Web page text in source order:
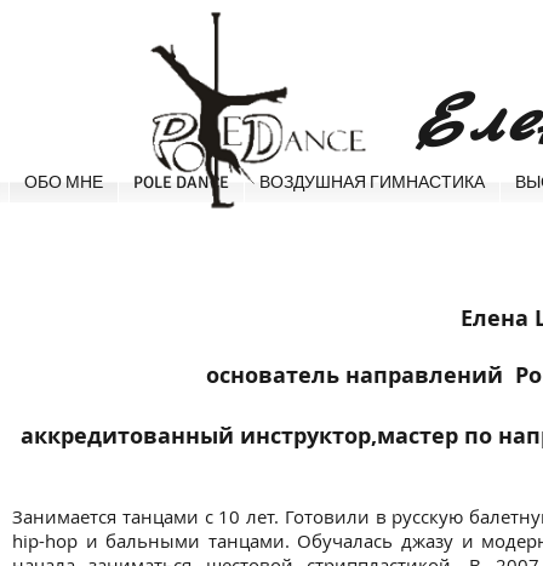
ОБО МНЕ POLE DANCE ВОЗДУШНАЯ ГИМНАСТИКА
основатель направлений
аккредитованный инструктор,мастер по
Занимается танцами с 10 лет. Готовили в русскую
hip-hop и бальными танцами. Обучалась джазу и